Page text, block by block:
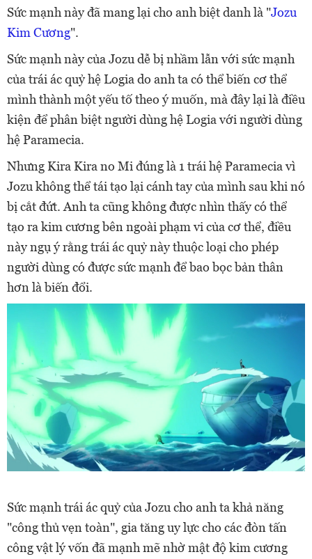
Sức mạnh này đã mang lại cho anh biệt danh là "Jozu
Kim Cương".
Sức mạnh này của Jozu dễ bị nhầm lẫn với sức mạnh
của trái ác quỷ hệ Logia do anh ta có thể biến cơ thể
mình thành một yếu tố theo ý muốn, mà đây lại là điều
kiện để phân biệt người dùng hệ Logia với người dùng
hệ Paramecia.
Nhưng Kira Kira no Mi đúng là 1 trái hệ Paramecia vì
Jozu không thể tái tạo lại cánh tay của mình sau khi nó
bị cắt đứt. Anh ta cũng không được nhìn thấy có thể
tạo ra kim cương bên ngoài phạm vi của cơ thể, điều
này ngụ ý rằng trái ác quỷ này thuộc loại cho phép
người dùng có được sức mạnh để bao bọc bản thân
hơn là biến đổi.
Sức mạnh trái ác quỷ của Jozu cho anh ta khả năng
"công thủ vẹn toàn", gia tăng uy lực cho các đòn tấn
công vật lý vốn đã mạnh mẽ nhờ mật độ kim cương